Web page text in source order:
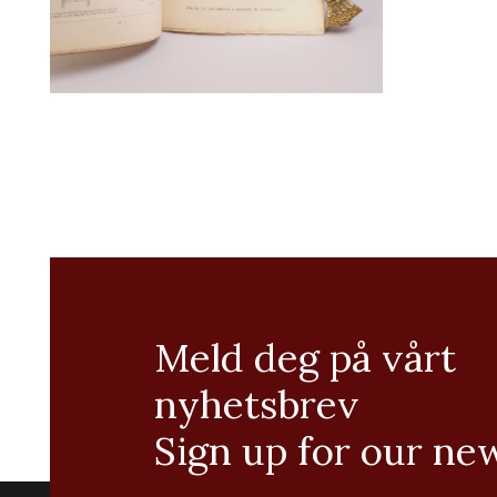
Meld deg på vårt
nyhetsbrev
Sign up for our